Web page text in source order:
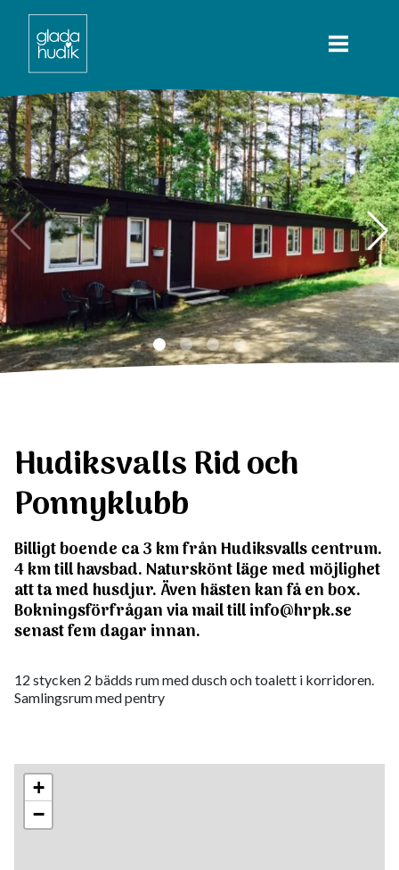
Hudiksvalls Rid och
Ponnyklubb
Billigt boende ca 3 km från Hudiksvalls centrum.
4 km till havsbad. Naturskönt läge med möjlighet
att ta med husdjur. Även hästen kan få en box.
Bokningsförfrågan via mail till info@hrpk.se
senast fem dagar innan.
12 stycken 2 bädds rum med dusch och toalett i korridoren.
Samlingsrum med pentry
+
−